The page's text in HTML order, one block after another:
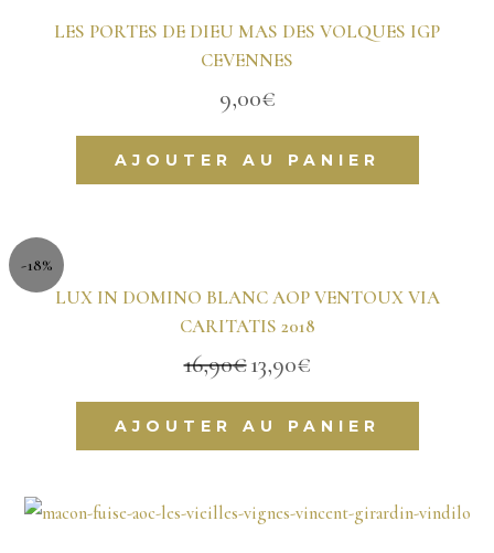
LES PORTES DE DIEU MAS DES VOLQUES IGP
CEVENNES
9,00€
AJOUTER AU PANIER
-18%
LUX IN DOMINO BLANC AOP VENTOUX VIA
CARITATIS 2018
16,90€ Le
était :
13,90€Le
est :
AJOUTER AU PANIER